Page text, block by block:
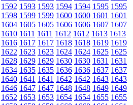
1592 1593 1593 1594 1594 1595 1595
1598 1599 1599 1600 1600 1601 1601
1604 1605 1605 1606 1606 1607 1607
1610 1611 1611 1612 1612 1613 1613
1616 1617 1617 1618 1618 1619 1619
1622 1623 1623 1624 1624 1625 1625
1628 1629 1629 1630 1630 1631 1631
1634 1635 1635 1636 1636 1637 1637
1640 1641 1641 1642 1642 1643 1643
1646 1647 1647 1648 1648 1649 1649
1652 1653 1653 1654 1654 1655 1655